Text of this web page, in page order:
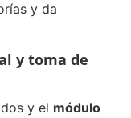
y da
y toma de
y el módulo